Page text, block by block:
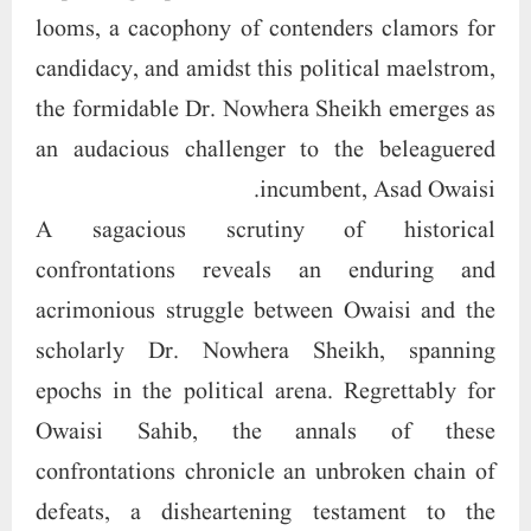
looms, a cacophony of contenders clamors for
candidacy, and amidst this political maelstrom,
the formidable Dr. Nowhera Sheikh emerges as
an audacious challenger to the beleaguered
incumbent, Asad Owaisi.
A sagacious scrutiny of historical
confrontations reveals an enduring and
acrimonious struggle between Owaisi and the
scholarly Dr. Nowhera Sheikh, spanning
epochs in the political arena. Regrettably for
Owaisi Sahib, the annals of these
confrontations chronicle an unbroken chain of
defeats, a disheartening testament to the